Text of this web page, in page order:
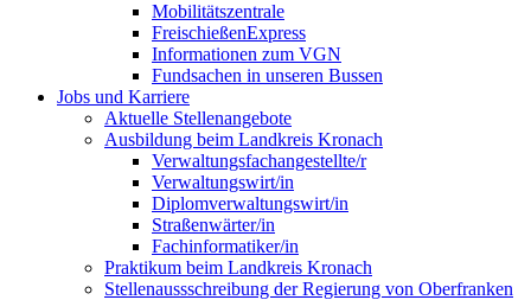
Mobilitätszentrale
FreischießenExpress
Informationen zum VGN
Fundsachen in unseren Bussen
Jobs und Karriere
Aktuelle Stellenangebote
Ausbildung beim Landkreis Kronach
Verwaltungsfachangestellte/r
Verwaltungswirt/in
Diplomverwaltungswirt/in
Straßenwärter/in
Fachinformatiker/in
Praktikum beim Landkreis Kronach
Stellenaussschreibung der Regierung von Oberfranken